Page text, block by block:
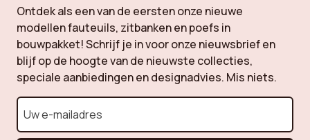
Ontdek als een van de eersten onze nieuwe
modellen fauteuils, zitbanken en poefs in
bouwpakket! Schrijf je in voor onze nieuwsbrief en
blijf op de hoogte van de nieuwste collecties,
speciale aanbiedingen en designadvies. Mis niets.